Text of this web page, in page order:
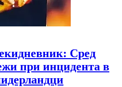
Сред
при инцидента в